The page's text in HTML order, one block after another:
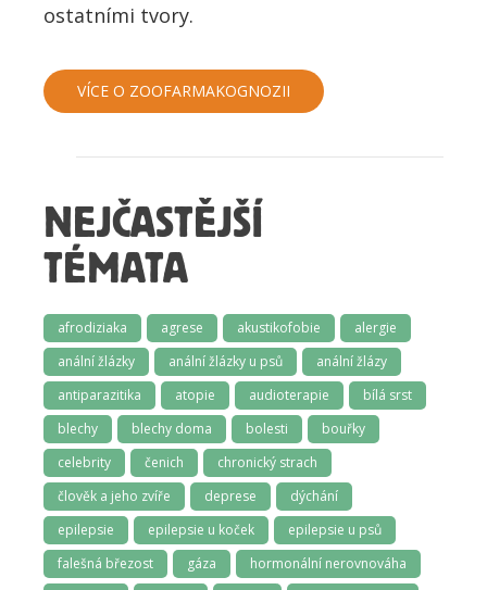
ostatními tvory.
VÍCE O ZOOFARMAKOGNOZII
NEJČASTĚJŠÍ
TÉMATA
afrodiziaka agrese akustikofobie
alergie
anální žlázky
anální žlázky u psů
anální žlázy
antiparazitika
atopie audioterapie
bílá srst
blechy
blechy doma bolesti
bouřky
celebrity
čenich
chronický strach
člověk a jeho zvíře
deprese
dýchání
epilepsie
epilepsie u koček
epilepsie u psů
falešná březost
gáza
hormonální nerovnováha